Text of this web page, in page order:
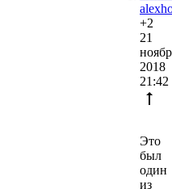
+2
21
2018
21:42
Это
был
один
из